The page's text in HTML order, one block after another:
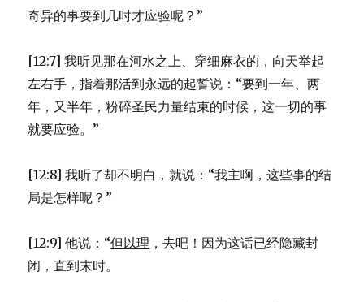
奇异的事要到几时才应验呢？”
[12:7] 我听见那在河水之上、穿细麻衣的，向天举起
左右手，指着那活到永远的起誓说：“要到一年、两
年，又半年，粉碎圣民力量结束的时候，这一切的事
就要应验。”
[12:8] 我听了却不明白，就说：“我主啊，这些事的结
局是怎样呢？”
[12:9] 他说：“但以理 ，去吧！因为这话已经隐藏封
闭，直到末时。